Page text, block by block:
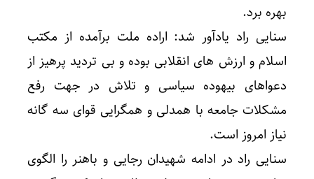
بهره برد.
سنایی راد یادآور شد: اراده ملت برآمده از مکتب
اسلام و ارزش های انقلابی بوده و بی تردید پرهیز از
دعواهای بیهوده سیاسی و تلاش در جهت رفع
مشکلات جامعه با همدلی و همگرایی قوای سه گانه
نیاز امروز است.
سنایی راد در ادامه شهیدان رجایی و باهنر را الگوی